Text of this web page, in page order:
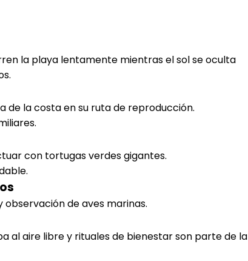
la playa lentamente mientras el sol se oculta
de la costa en su ruta de reproducción.
con tortugas verdes gigantes.
de aves marinas.
al aire libre y rituales de bienestar son parte de la